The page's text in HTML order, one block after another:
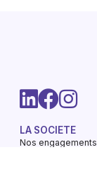
LA SOCIETE
Nos engagements